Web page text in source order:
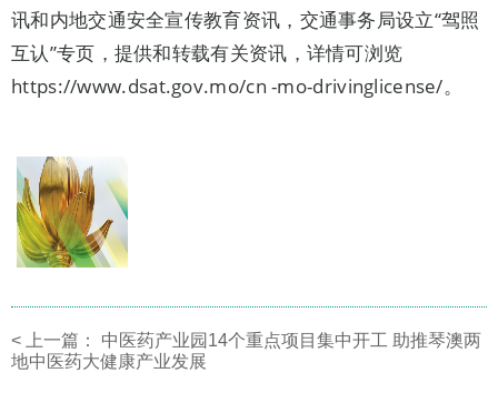
讯和内地交通安全宣传教育资讯，交通事务局设立“驾照
互认”专页，提供和转载有关资讯，详情可浏览
https://www.dsat.gov.mo/cn -mo-drivinglicense/。
< 上一篇：
中医药产业园14个重点项目集中开工 助推琴澳两
地中医药大健康产业发展